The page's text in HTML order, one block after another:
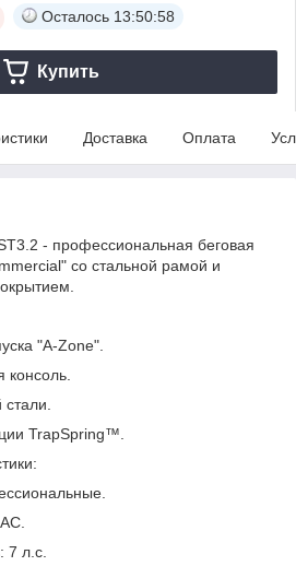
Осталось 13:50:58
Купить
Доставка Оплата
- профессиональная беговая
со стальной рамой и
"A-Zone".
TrapSpring™.
7 л.с.